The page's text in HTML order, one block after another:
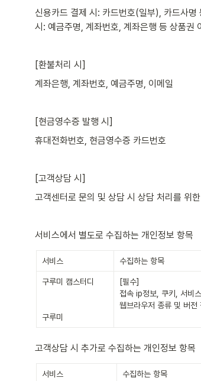
신용카드 결제 시: 카드번호(일부), 카드사명
시: 예금주명, 계좌번호, 계좌은행 등 상품권
[환불처리 시]
계좌은행, 계좌번호, 예금주명, 이메일
[현금영수증 발행 시]
휴대전화번호, 현금영수증 카드번호
[고객상담 시]
고객센터로 문의 및 상담 시 상담 처리를 위
서비스에서 별도로 수집하는 개인정보 항목
서비스 수집하는 항목
구루미 캠스터디
구루미
[필수]
접속 ip정보, 쿠키, 서비
웹브라우저 종류 및 버
고객상담 시 추가로 수집하는 개인정보 항목
서비스 수집하는 항목